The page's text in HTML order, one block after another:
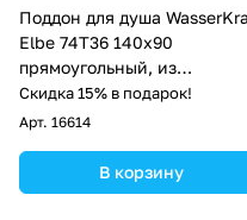
Поддон для душа
Elbe 74T36 140х90
прямоугольный, из
стеклопластика, черный
Скидка 15% в подарок!
Арт. 16614
В корзину